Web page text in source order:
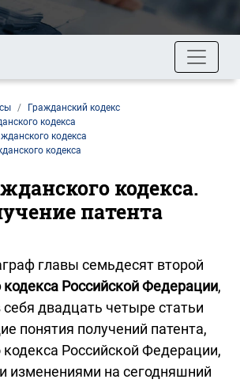
Гражданский кодекс
кодекса
кодекса
кодекса
кодекса.
патента
главы семьдесят второй
кодекса Российской Федерации,
двадцать четыре статьи
понятия получений патента,
Российской Федерации,
изменениями на сегодняшний